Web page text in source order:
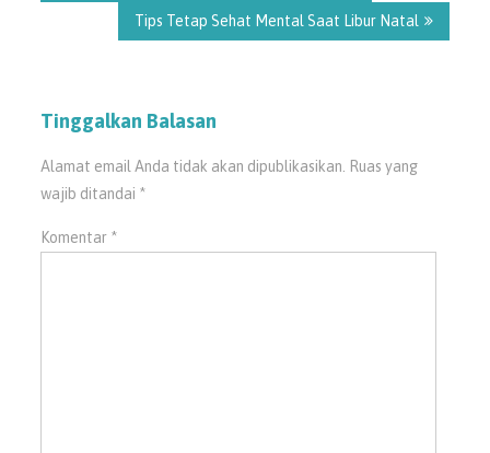
Tips Tetap Sehat Mental Saat Libur Natal
Tinggalkan Balasan
Alamat email Anda tidak akan dipublikasikan.
Ruas yang
wajib ditandai *
Komentar *